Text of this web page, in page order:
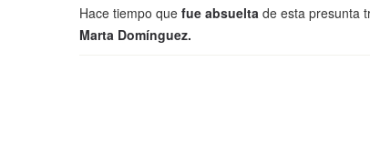
Hace tiempo que fue absuelta de esta presunta
Marta Domínguez.